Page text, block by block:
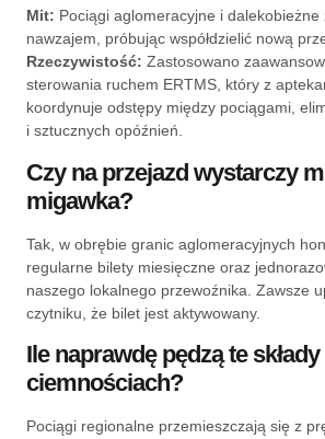
Mit: Pociągi aglomeracyjne i dalekobieżne
nawzajem, próbując współdzielić nową
Rzeczywistość: Zastosowano
sterowania ruchem ERTMS, który z
koordynuje odstępy między pociągami,
i sztucznych opóźnień.
Czy na przejazd wystarczy
migawka?
Tak, w obrębie granic aglomeracyjnych
regularne bilety miesięczne oraz
naszego lokalnego przewoźnika. Zawsze
czytniku, że bilet jest aktywowany.
Ile naprawdę pędzą te
ciemnościach?
Pociągi regionalne przemieszczają się z